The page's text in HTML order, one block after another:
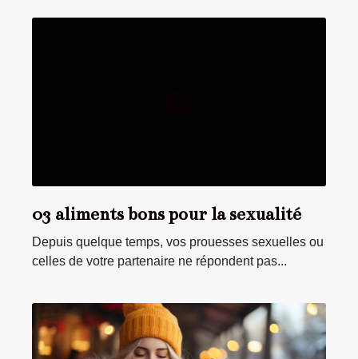
03 aliments bons pour la sexualité
Depuis quelque temps, vos prouesses sexuelles ou
celles de votre partenaire ne répondent pas...